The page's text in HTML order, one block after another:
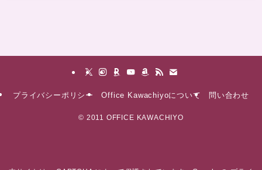
プライバシーポリシー Office Kawachiyoについて 問い合わせ
© 2011 OFFICE KAWACHIYO